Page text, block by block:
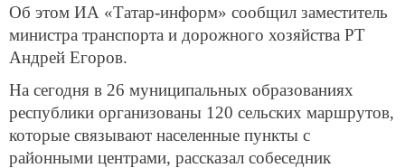
Об этом ИА «Татар-информ» сообщил заместитель
министра транспорта и дорожного хозяйства РТ
Андрей Егоров.
На сегодня в 26 муниципальных образованиях
республики организованы 120 сельских маршрутов,
которые связывают населенные пункты с
районными центрами, рассказал собеседник